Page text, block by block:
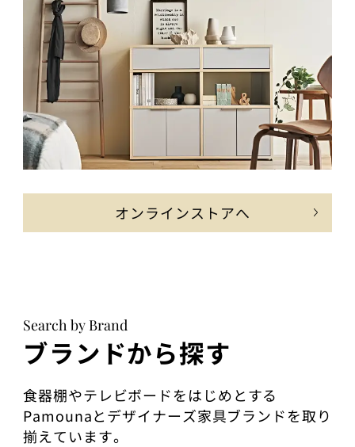
オンラインストアへ
Search by Brand
ブランドから探す
食器棚やテレビボードをはじめとする
Pamounaとデザイナーズ家具ブランドを取り
揃えています。